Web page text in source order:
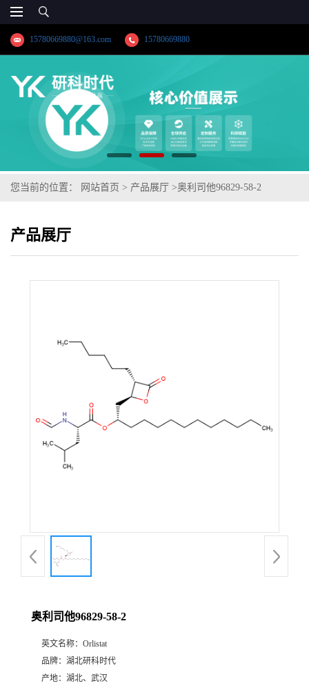
15780669880@163.com 15780669880
您当前的位置： 网站首页 > 产品展厅 >奥利司他96829-58-2
产品展厅
奥利司他96829-58-2
英文名称： Orlistat
品牌： 湖北研科时代
产地： 湖北、武汉